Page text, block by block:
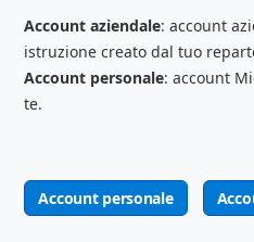
Account aziendale: account
istruzione creato dal tuo
Account personale: account
te.
Account personale